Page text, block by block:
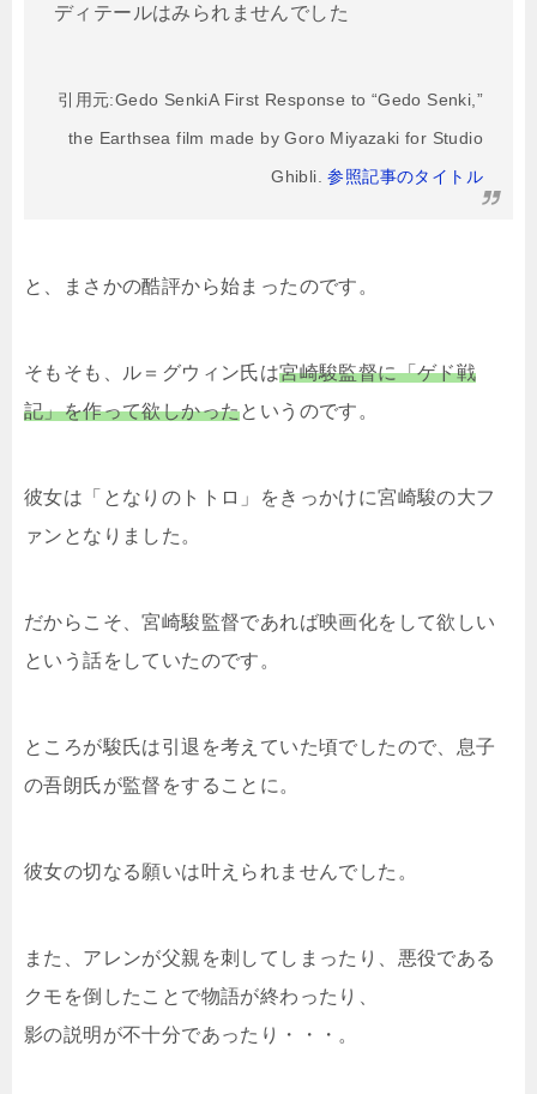
ディテールはみられませんでした
引用元:Gedo SenkiA First Response to “Gedo Senki,”
the Earthsea film made by Goro Miyazaki for Studio
Ghibli.参照記事のタイトル
と、まさかの酷評から始まったのです。
そもそも、ル＝グウィン氏は宮崎駿監督に「ゲド戦
記」を作って欲しかったというのです。
彼女は「となりのトトロ」をきっかけに宮崎駿の大フ
ァンとなりました。
だからこそ、宮崎駿監督であれば映画化をして欲しい
という話をしていたのです。
ところが駿氏は引退を考えていた頃でしたので、息子
の吾朗氏が監督をすることに。
彼女の切なる願いは叶えられませんでした。
また、アレンが父親を刺してしまったり、悪役である
クモを倒したことで物語が終わったり、
影の説明が不十分であったり・・・。